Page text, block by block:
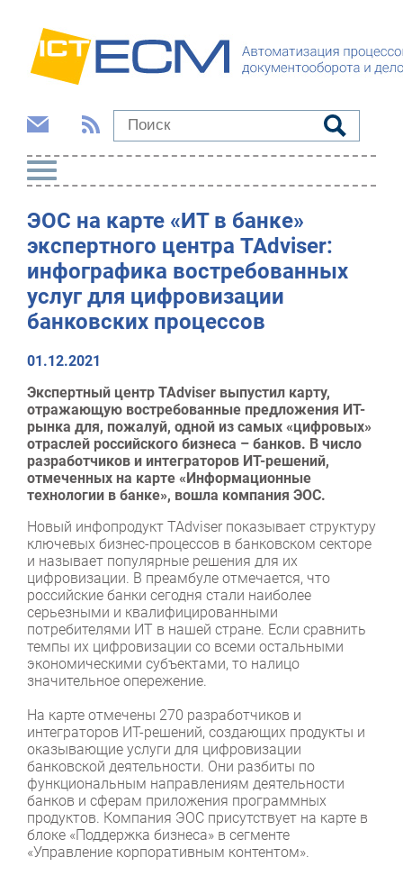
ЭОС на карте «ИТ в банке»
экспертного центра TAdviser:
инфографика востребованных
услуг для цифровизации
банковских процессов
01.12.2021
Экспертный центр TAdviser выпустил карту,
отражающую востребованные предложения ИТ-
рынка для, пожалуй, одной из самых «цифровых»
отраслей российского бизнеса – банков. В число
разработчиков и интеграторов ИТ-решений,
отмеченных на карте «Информационные
технологии в банке», вошла компания ЭОС.
Новый инфопродукт TAdviser показывает структуру
ключевых бизнес-процессов в банковском секторе
и называет популярные решения для их
цифровизации. В преамбуле отмечается, что
российские банки сегодня стали наиболее
серьезными и квалифицированными
потребителями ИТ в нашей стране. Если сравнить
темпы их цифровизации со всеми остальными
экономическими субъектами, то налицо
значительное опережение.
На карте отмечены 270 разработчиков и
интеграторов ИТ-решений, создающих продукты и
оказывающие услуги для цифровизации
банковской деятельности. Они разбиты по
функциональным направлениям деятельности
банков и сферам приложения программных
продуктов. Компания ЭОС присутствует на карте в
блоке «Поддержка бизнеса» в сегменте
«Управление корпоративным контентом».